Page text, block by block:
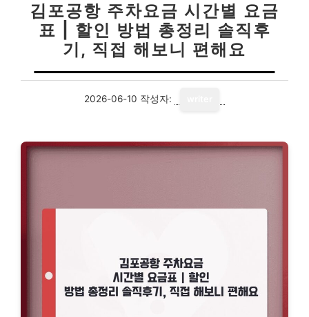
김포공항 주차요금 시간별 요금
표 | 할인 방법 총정리 솔직후
기, 직접 해보니 편해요
2026-06-10 작성자: